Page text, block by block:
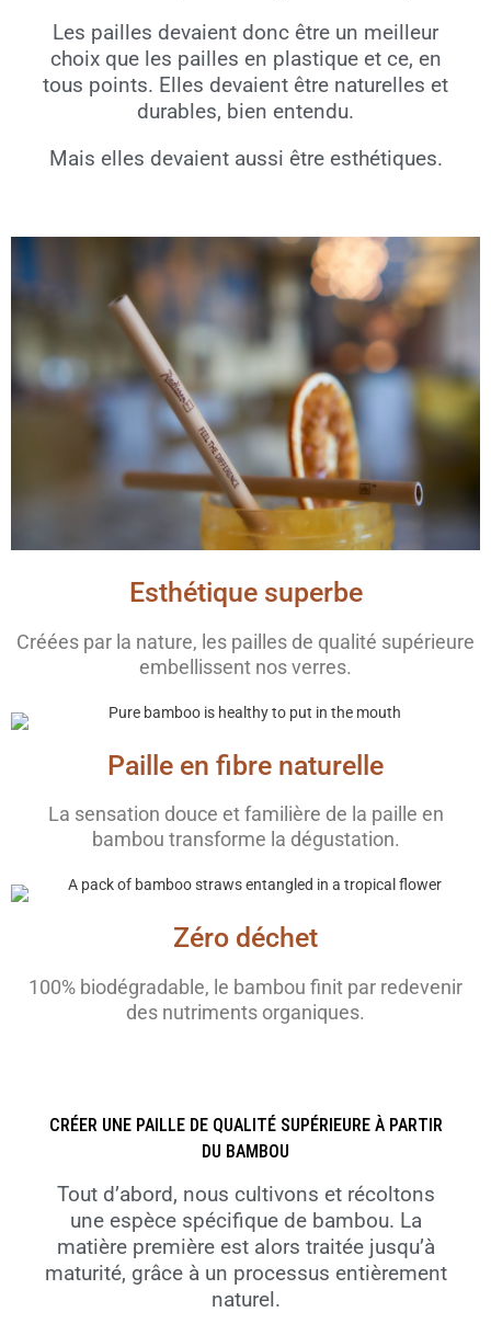
Les pailles devaient donc être un meilleur
choix que les pailles en plastique et ce, en
tous points. Elles devaient être naturelles et
durables, bien entendu.
Mais elles devaient aussi être esthétiques.
Esthétique superbe
Créées par la nature, les pailles de qualité supérieure
embellissent nos verres.
Paille en fibre naturelle
La sensation douce et familière de la paille en
bambou transforme la dégustation.
Zéro déchet
100% biodégradable, le bambou finit par redevenir
des nutriments organiques.
CRÉER UNE PAILLE DE QUALITÉ SUPÉRIEURE À PARTIR
DU BAMBOU
Tout d’abord, nous cultivons et récoltons
une espèce spécifique de bambou. La
matière première est alors traitée jusqu’à
maturité, grâce à un processus entièrement
naturel.